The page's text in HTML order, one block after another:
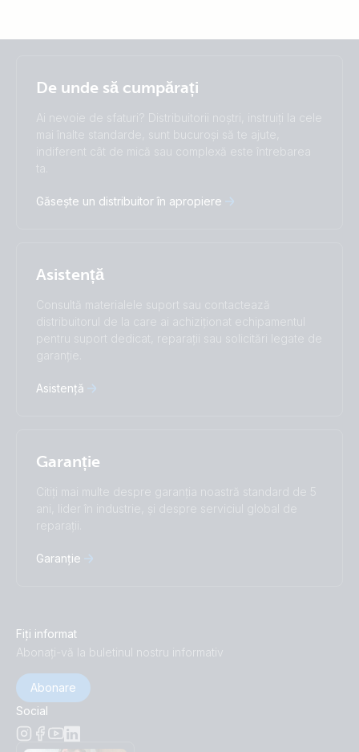
Română
Change language
Čeština
Dansk
Deutsch
English
Nederlands
Norsk
Türkçe
中國人
Stay up to date
I agree to receive the newsletter and accept the
De unde să cumpărați
Ai nevoie de sfaturi? Distribuitorii noștri, instruiți la cele
mai înalte standarde, sunt bucuroși să te ajute,
indiferent cât de mică sau complexă este întrebarea
ta.
Găsește un distribuitor în apropiere
Asistență
Consultă materialele suport sau contactează
distribuitorul de la care ai achiziționat echipamentul
pentru suport dedicat, reparații sau solicitări legate de
garanție.
Asistență
Garanție
Citiți mai multe despre garanția noastră standard de 5
ani, lider în industrie, și despre serviciul global de
reparații.
Garanție
Fiți informat
Abonați-vă la buletinul nostru informativ
Abonare
Social